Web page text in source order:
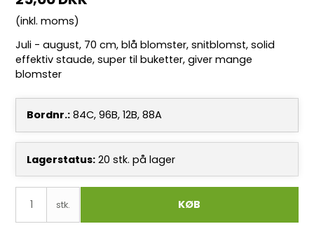
(inkl. moms)
Juli - august, 70 cm, blå blomster, snitblomst, solid
effektiv staude, super til buketter, giver mange
blomster
Bordnr.: 84C, 96B, 12B, 88A
Lagerstatus: 20 stk. på lager
stk. KØB